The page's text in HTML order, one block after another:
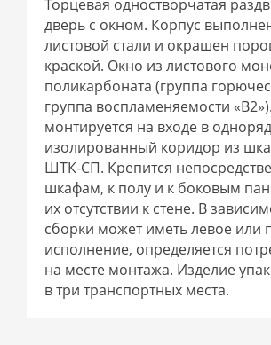
Торцевая одностворчатая
дверь с окном. Корпус
листовой стали и окрашен
краской. Окно из листового
поликарбоната (группа
группа воспламеняемости
монтируется на входе в
изолированный коридор из
ШТК-СП. Крепится
шкафам, к полу и к боковым
их отсутствии к стене. В
сборки может иметь левое или
исполнение, определяется
на месте монтажа. Изделие
в три транспортных места.